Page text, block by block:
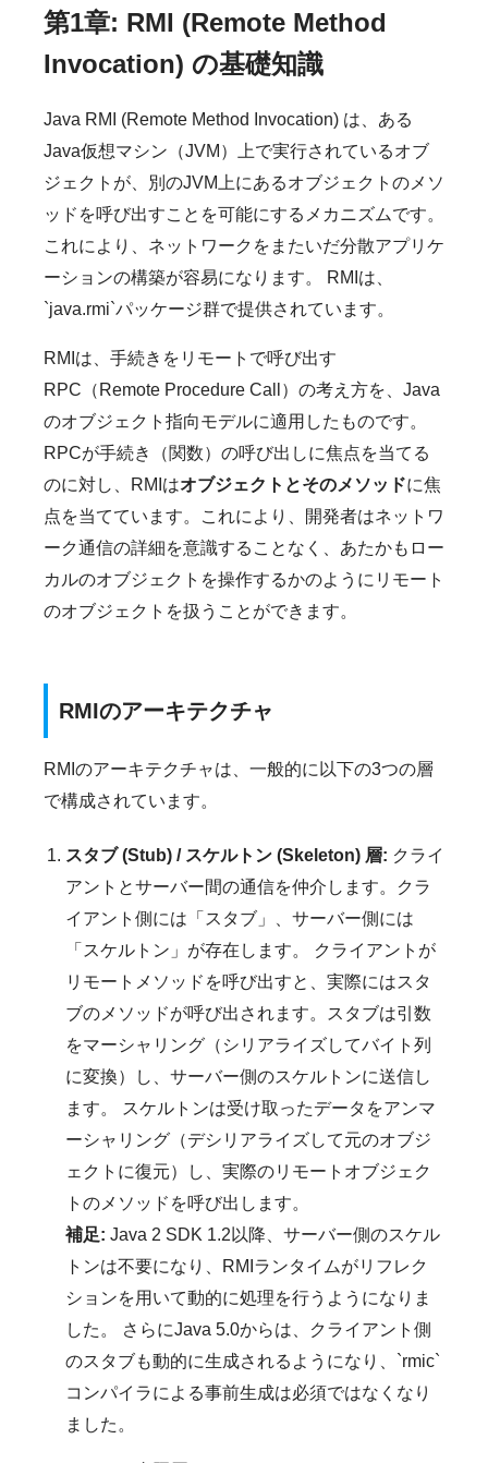
第1章: RMI (Remote Method
Invocation) の基礎知識
Java RMI (Remote Method Invocation) は、ある
Java仮想マシン（JVM）上で実行されているオブ
ジェクトが、別のJVM上にあるオブジェクトのメソ
ッドを呼び出すことを可能にするメカニズムです。
これにより、ネットワークをまたいだ分散アプリケ
ーションの構築が容易になります。 RMIは、
`java.rmi`パッケージ群で提供されています。
RMIは、手続きをリモートで呼び出す
RPC（Remote Procedure Call）の考え方を、Java
のオブジェクト指向モデルに適用したものです。
RPCが手続き（関数）の呼び出しに焦点を当てる
のに対し、RMIはオブジェクトとそのメソッドに焦
点を当てています。これにより、開発者はネットワ
ーク通信の詳細を意識することなく、あたかもロー
カルのオブジェクトを操作するかのようにリモート
のオブジェクトを扱うことができます。
RMIのアーキテクチャ
RMIのアーキテクチャは、一般的に以下の3つの層
で構成されています。
スタブ (Stub) / スケルトン (Skeleton) 層: クライ
アントとサーバー間の通信を仲介します。クラ
イアント側には「スタブ」、サーバー側には
「スケルトン」が存在します。 クライアントが
リモートメソッドを呼び出すと、実際にはスタ
ブのメソッドが呼び出されます。スタブは引数
をマーシャリング（シリアライズしてバイト列
に変換）し、サーバー側のスケルトンに送信し
ます。 スケルトンは受け取ったデータをアンマ
ーシャリング（デシリアライズして元のオブジ
ェクトに復元）し、実際のリモートオブジェク
トのメソッドを呼び出します。
補足: Java 2 SDK 1.2以降、サーバー側のスケル
トンは不要になり、RMIランタイムがリフレク
ションを用いて動的に処理を行うようになりま
した。 さらにJava 5.0からは、クライアント側
のスタブも動的に生成されるようになり、`rmic`
コンパイラによる事前生成は必須ではなくなり
ました。